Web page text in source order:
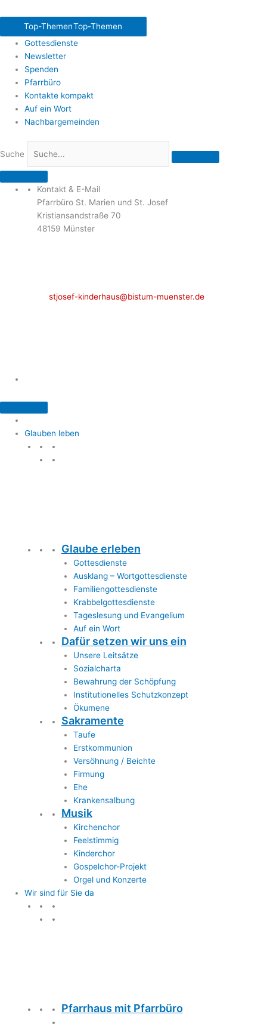
Top-ThemenTop-Themen
Gottesdienste
Newsletter
Spenden
Pfarrbüro
Kontakte kompakt
Auf ein Wort
Nachbargemeinden
Suche
Kontakt & E-Mail
Pfarrbüro St. Marien und St. Josef
Kristiansandstraße 70
48159 Münster
stjosef-kinderhaus@bistum-muenster.de
Glauben leben
Glaube erleben
Gottesdienste
Ausklang – Wortgottesdienste
Familiengottesdienste
Krabbelgottesdienste
Tageslesung und Evangelium
Auf ein Wort
Dafür setzen wir uns ein
Unsere Leitsätze
Sozialcharta
Bewahrung der Schöpfung
Institutionelles Schutzkonzept
Ökumene
Sakramente
Taufe
Erstkommunion
Versöhnung / Beichte
Firmung
Ehe
Krankensalbung
Musik
Kirchenchor
Feelstimmig
Kinderchor
Gospelchor-Projekt
Orgel und Konzerte
Wir sind für Sie da
Pfarrhaus mit Pfarrbüro